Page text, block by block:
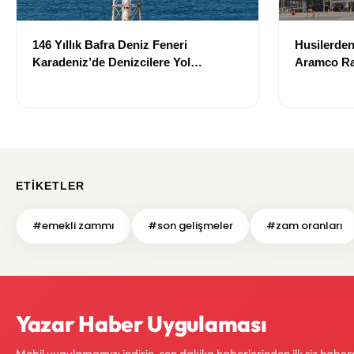
146 Yıllık Bafra Deniz Feneri
Karadeniz’de Denizcilere Yol
Aramco
ETIKETLER
#emekli zammı #son gelişmeler #zam oranları
Yazar Haber Uygulaması